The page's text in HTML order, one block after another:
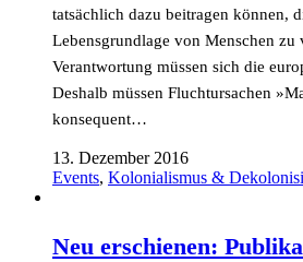
tatsächlich dazu beitragen können,
Lebensgrundlage von Menschen zu
Verantwortung müssen sich die
Deshalb müssen Fluchtursachen
konsequent…
13. Dezember 2016
Events, Kolonialismus &
Neu erschienen: